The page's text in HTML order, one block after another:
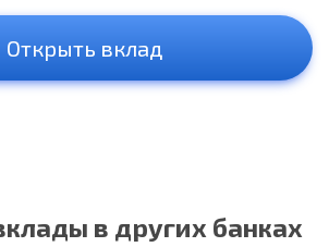
Открыть вклад
в других банках